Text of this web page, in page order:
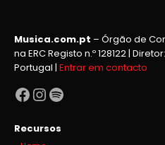
Musica.com.pt – Órgão de
na ERC Registo n.º 128122 |
Portugal | Entrar em contacto
Facebook
Instagram
Spotify
Recursos